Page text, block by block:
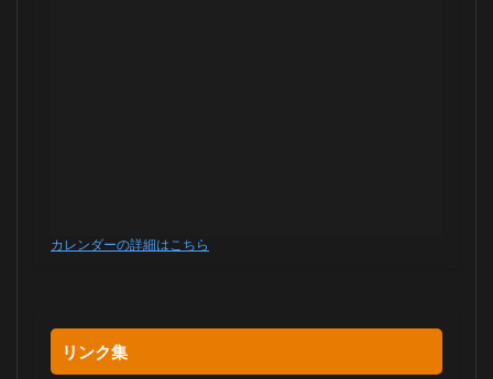
カレンダーの詳細はこちら
リンク集